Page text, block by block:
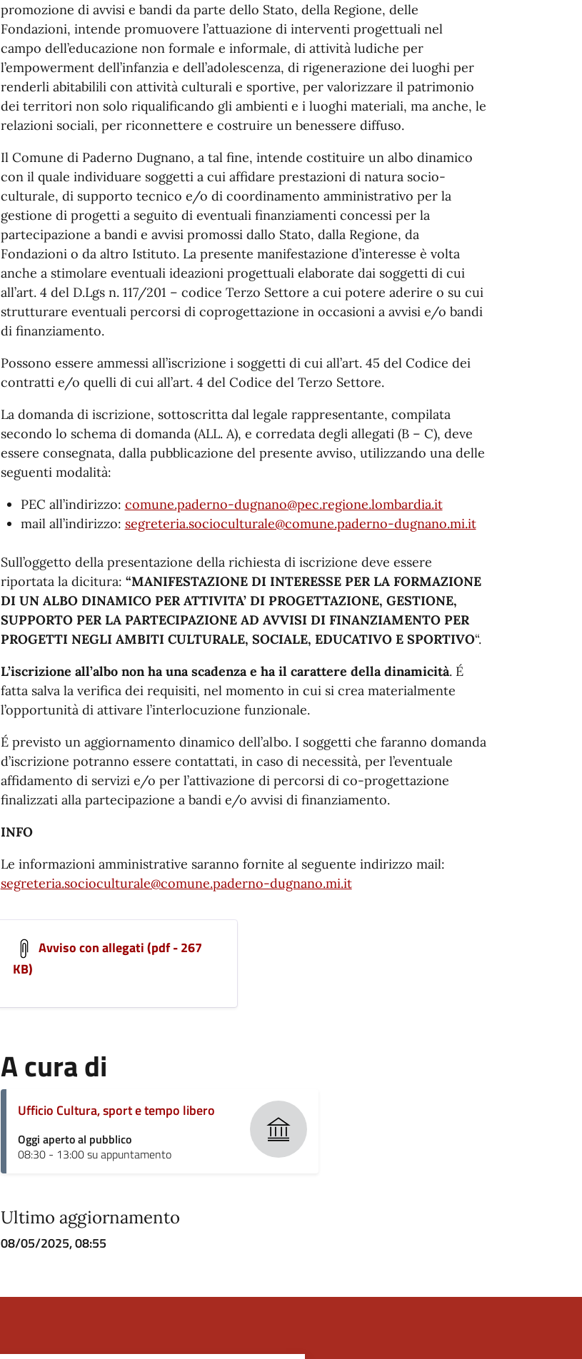
promozione di avvisi e bandi da parte dello Stato, della Regione, delle
Fondazioni, intende promuovere l’attuazione di interventi progettuali nel
campo dell’educazione non formale e informale, di attività ludiche per
l’empowerment dell’infanzia e dell’adolescenza, di rigenerazione dei luoghi per
renderli abitabilili con attività culturali e sportive, per valorizzare il patrimonio
dei territori non solo riqualificando gli ambienti e i luoghi materiali, ma anche, le
relazioni sociali, per riconnettere e costruire un benessere diffuso.
Il Comune di Paderno Dugnano, a tal fine, intende costituire un albo dinamico
con il quale individuare soggetti a cui affidare prestazioni di natura socio-
culturale, di supporto tecnico e/o di coordinamento amministrativo per la
gestione di progetti a seguito di eventuali finanziamenti concessi per la
partecipazione a bandi e avvisi promossi dallo Stato, dalla Regione, da
Fondazioni o da altro Istituto. La presente manifestazione d’interesse è volta
anche a stimolare eventuali ideazioni progettuali elaborate dai soggetti di cui
all’art. 4 del D.Lgs n. 117/201 – codice Terzo Settore a cui potere aderire o su cui
strutturare eventuali percorsi di coprogettazione in occasioni a avvisi e/o bandi
di finanziamento.
Possono essere ammessi all’iscrizione i soggetti di cui all’art. 45 del Codice dei
contratti e/o quelli di cui all’art. 4 del Codice del Terzo Settore.
La domanda di iscrizione, sottoscritta dal legale rappresentante, compilata
secondo lo schema di domanda (ALL. A), e corredata degli allegati (B – C), deve
essere consegnata, dalla pubblicazione del presente avviso, utilizzando una delle
seguenti modalità:
PEC all’indirizzo: comune.paderno-dugnano@pec.regione.lombardia.it
mail all’indirizzo: segreteria.socioculturale@comune.paderno-dugnano.mi.it
Sull’oggetto della presentazione della richiesta di iscrizione deve essere
riportata la dicitura: “MANIFESTAZIONE DI INTERESSE PER LA FORMAZIONE
DI UN ALBO DINAMICO PER ATTIVITA’ DI PROGETTAZIONE, GESTIONE,
SUPPORTO PER LA PARTECIPAZIONE AD AVVISI DI FINANZIAMENTO PER
PROGETTI NEGLI AMBITI CULTURALE, SOCIALE, EDUCATIVO E SPORTIVO“.
L’iscrizione all’albo non ha una scadenza e ha il carattere della dinamicità. É
fatta salva la verifica dei requisiti, nel momento in cui si crea materialmente
l’opportunità di attivare l’interlocuzione funzionale.
É previsto un aggiornamento dinamico dell’albo. I soggetti che faranno domanda
d’iscrizione potranno essere contattati, in caso di necessità, per l’eventuale
affidamento di servizi e/o per l’attivazione di percorsi di co-progettazione
finalizzati alla partecipazione a bandi e/o avvisi di finanziamento.
INFO
Le informazioni amministrative saranno fornite al seguente indirizzo mail:
segreteria.socioculturale@comune.paderno-dugnano.mi.it
Avviso con allegati (pdf - 267
KB)
A cura di
Ufficio Cultura, sport e tempo libero
Oggi aperto al pubblico
08:30 - 13:00 su appuntamento
Ultimo aggiornamento
08/05/2025, 08:55